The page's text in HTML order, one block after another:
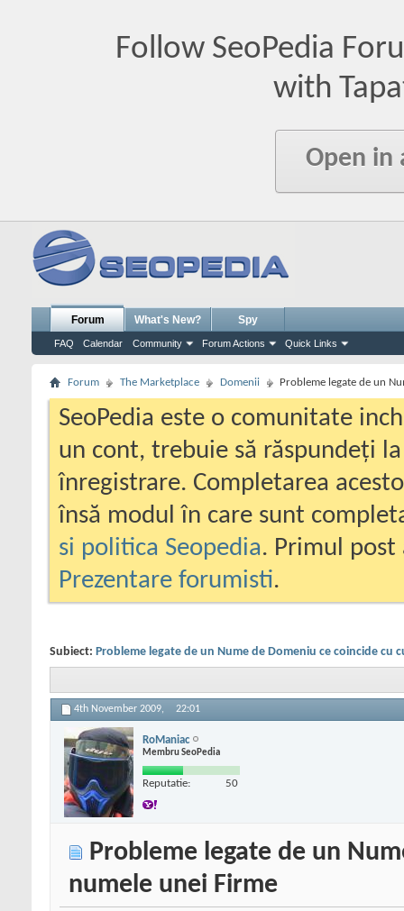
Follow SeoPedia
with
Open in
Forum
FAQ Calendar Community Forum Actions Quick Links
What's New? Spy
Forum The Marketplace Domenii Probleme legate de un
SeoPedia este o comunitate
un cont, trebuie să răspundeți
înregistrare. Completarea
însă modul în care sunt
si politica Seopedia. Primul
Prezentare forumisti.
Subiect: Probleme legate de un Nume de Domeniu ce coincide cu
4th November 2009, 22:01
RoManiac
Membru SeoPedia
Reputatie: 50
Probleme legate de un
numele unei Firme